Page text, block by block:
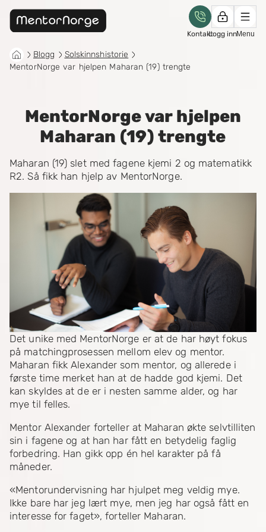
Logg innMenu
Kontakt
Blogg
Solskinnshistorie
MentorNorge var hjelpen Maharan (19) trengte
MentorNorge var hjelpen
Maharan (19) trengte
Maharan (19) slet med fagene kjemi 2 og matematikk
R2. Så fikk han hjelp av MentorNorge.
Det unike med MentorNorge er at de har høyt fokus
på matchingprosessen mellom elev og mentor.
Maharan fikk Alexander som mentor, og allerede i
første time merket han at de hadde god kjemi. Det
kan skyldes at de er i nesten samme alder, og har
mye til felles.
Mentor Alexander forteller at Maharan økte selvtilliten
sin i fagene og at han har fått en betydelig faglig
forbedring. Han gikk opp én hel karakter på få
måneder.
«Mentorundervisning har hjulpet meg veldig mye.
Ikke bare har jeg lært mye, men jeg har også fått en
interesse for faget», forteller Maharan.